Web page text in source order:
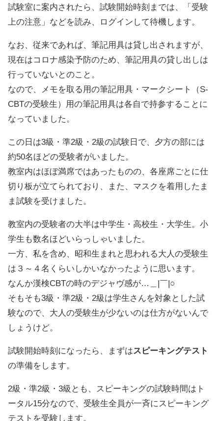
試験室に案内されたら、試験開始時刻までは、「受験
上の注意」などを読み、ログインして待機します。
なお、従来であれば、筆記用具は貸し出されますが、
現在はコロナ感染予防のため、筆記用具の貸し出しは
行っていないとのこと。
なので、メモを取る用の筆記用具・マークシート（S-
CBTの受験生）用の筆記用具は各自で持参することに
なっていました。
この日は3級・準2級・2級の試験日で、夕方の部には
約50名ほどの受験者がいました。
教室内はほぼ満席ではあったものの、各座席ごとに仕
切り板が立てられており、また、マスクを着用したま
ま試験を受けました。
教室内の受験者の大半は中学生・高校生・大学生。小
学生も数名ほどいらっしゃいました。
一方、私を含め、昭和生まれと思われる大人の受験生
は３～４名くらいしかいなかったように思います。
なんか漢検CBTの時のデジャヴ感が…＿|￣|○
そもそも3級・準2級・2級は学生さんを対象とした試
験なので、大人の受験生が少ないのは仕方がないんで
しょうけど。
試験開始時刻になったら、まずはスピーキングテスト
の準備をします。
2級・準2級・3級とも、スピーキングの試験時間はト
ータル15分なので、受験生全員が一斉にスピーキング
テストを受験します。